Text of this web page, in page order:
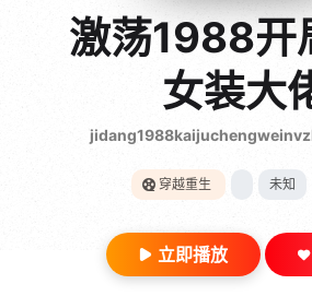
gt 0"}
28短剧
激荡1988开
女装大
穿越重生 未知
立即播放